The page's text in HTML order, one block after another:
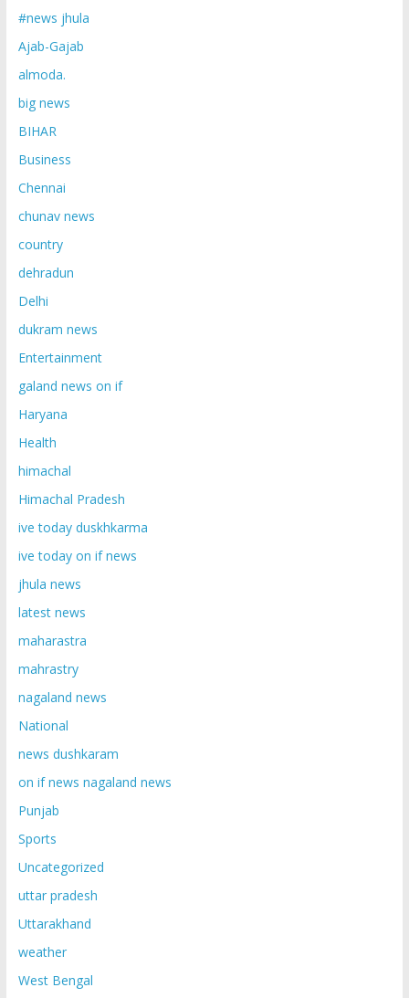
#news jhula
Ajab-Gajab
almoda.
big news
BIHAR
Business
Chennai
chunav news
country
dehradun
Delhi
dukram news
Entertainment
galand news on if
Haryana
Health
himachal
Himachal Pradesh
ive today duskhkarma
ive today on if news
jhula news
latest news
maharastra
mahrastry
nagaland news
National
news dushkaram
on if news nagaland news
Punjab
Sports
Uncategorized
uttar pradesh
Uttarakhand
weather
West Bengal